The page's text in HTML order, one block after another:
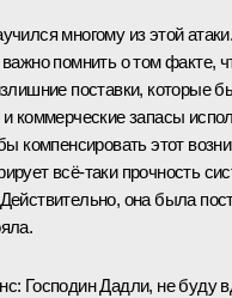
многому из этой
помнить о том факте,
поставки, которые
и коммерческие запасы
компенсировать этот
всё‑таки прочность
она была
Господин Дадли, не буду